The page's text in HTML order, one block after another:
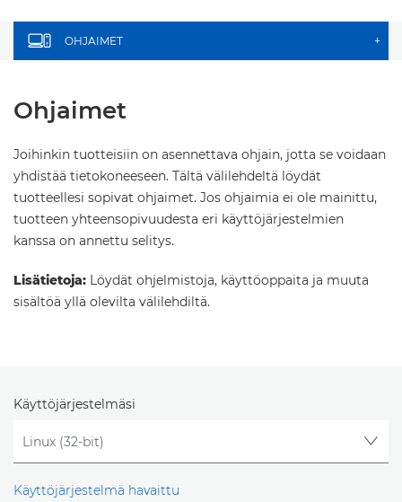
OHJAIMET +
Ohjaimet
Joihinkin tuotteisiin on asennettava ohjain, jotta se voidaan
yhdistää tietokoneeseen. Tältä välilehdeltä löydät
tuotteellesi sopivat ohjaimet. Jos ohjaimia ei ole mainittu,
tuotteen yhteensopivuudesta eri käyttöjärjestelmien
kanssa on annettu selitys.
Lisätietoja: Löydät ohjelmistoja, käyttöoppaita ja muuta
sisältöä yllä olevilta välilehdiltä.
Käyttöjärjestelmäsi
Käyttöjärjestelmä havaittu